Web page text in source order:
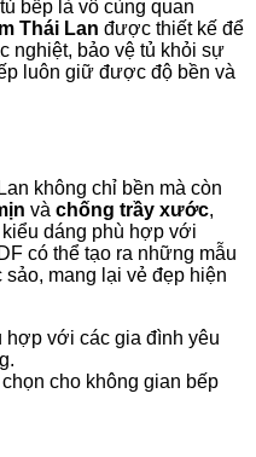
bếp là vô cùng quan
Thái Lan được thiết kế để
nghiệt, bảo vệ tủ khỏi sự
luôn giữ được độ bền và
không chỉ bền mà còn
và chống trầy xước,
dáng phù hợp với
có thể tạo ra những mẫu
mang lại vẻ đẹp hiện
hợp với các gia đình yêu
cho không gian bếp